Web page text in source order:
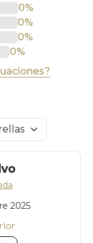
0%
0%
0%
0%
2025